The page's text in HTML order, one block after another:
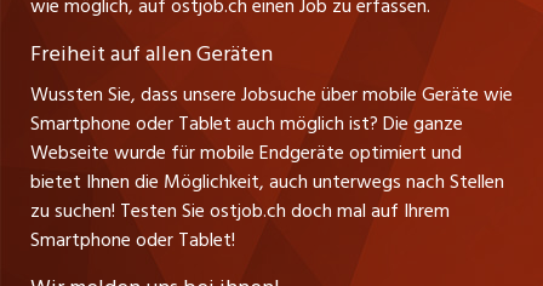
Management / Kader-Jobs
Top-Regionen
Jobline
jobmittelland.ch
jobzüri.ch
schaffu.ch (VS)
ajourjob.ch
Fredy Pillinger
Christoph Walzl
Verkauf und Beratung
Freiheit auf allen Geräten
Wussten Sie, dass unsere Jobsuche über mobile Geräte wie
Smartphone oder Tablet auch möglich ist? Die ganze
Webseite wurde für mobile Endgeräte optimiert und
bietet Ihnen die Möglichkeit, auch unterwegs nach Stellen
zu suchen! Testen Sie ostjob.ch doch mal auf Ihrem
Smartphone oder Tablet!